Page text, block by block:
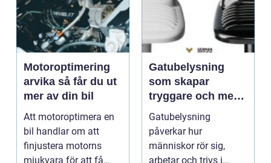
Motoroptimering
arvika så får du ut
mer av din bil
Att motoroptimera en
bil handlar om att
finjustera motorns
mjukvara för att få
Gatubelysning
som skapar
tryggare och mer
hållbara miljöer
Gatubelysning
påverkar hur
människor rör sig,
arbetar och trivs i